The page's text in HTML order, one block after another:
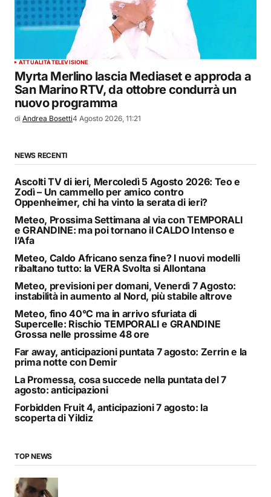
ATTUALITÀTELEVISIONE
Myrta Merlino lascia Mediaset e approda a
San Marino RTV, da ottobre condurrà un
nuovo programma
di Andrea Bosetti4 Agosto 2026, 11:21
NEWS RECENTI
Ascolti TV di ieri, Mercoledì 5 Agosto 2026: Teo e
Zodì – Un cammello per amico contro
Oppenheimer, chi ha vinto la serata di ieri?
Meteo, Prossima Settimana al via con TEMPORALI
e GRANDINE: ma poi tornano il CALDO Intenso e
l’Afa
Meteo, Caldo Africano senza fine? I nuovi modelli
ribaltano tutto: la VERA Svolta si Allontana
Meteo, previsioni per domani, Venerdì 7 Agosto:
instabilità in aumento al Nord, più stabile altrove
Meteo, fino 40°C ma in arrivo sfuriata di
Supercelle: Rischio TEMPORALI e GRANDINE
Grossa nelle prossime 48 ore
Far away, anticipazioni puntata 7 agosto: Zerrin e la
prima notte con Demir
La Promessa, cosa succede nella puntata del 7
agosto: anticipazioni
Forbidden Fruit 4, anticipazioni 7 agosto: la
scoperta di Yildiz
TOP NEWS